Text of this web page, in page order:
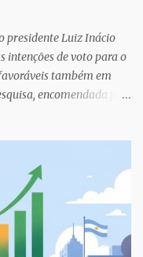
presidente Luiz Inácio
intenções de voto para o
também em
encomendada pela
Sustentabilidade
Latina e o Caribe
geopolítica
2030 para o
apresentado no Fórum
Desenvolvimento